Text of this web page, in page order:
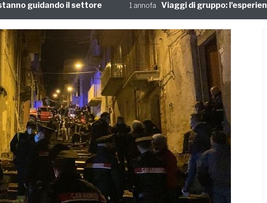
guidando il settore 1 annofa Viaggi di gruppo: l’esperienza